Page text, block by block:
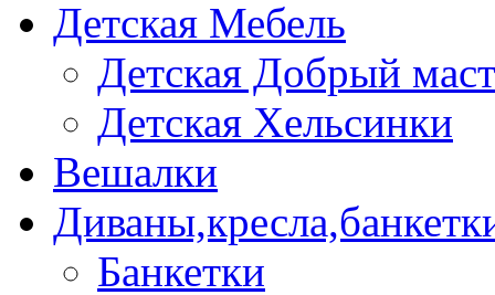
Детская Мебель
Детская Добрый
Детская Хельсинки
Вешалки
Банкетки